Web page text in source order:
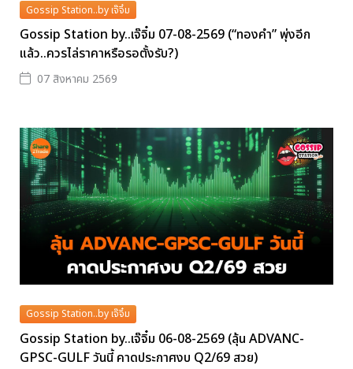
Gossip Station..by เจ๊จิ๋ม
Gossip Station by..เจ๊จิ๋ม 07-08-2569 (“ทองคำ” พุ่งอีก
แล้ว..ควรไล่ราคาหรือรอตั้งรับ?)
07 สิงหาคม 2569
Gossip Station..by เจ๊จิ๋ม
Gossip Station by..เจ๊จิ๋ม 06-08-2569 (ลุ้น ADVANC-
GPSC-GULF วันนี้ คาดประกาศงบ Q2/69 สวย)